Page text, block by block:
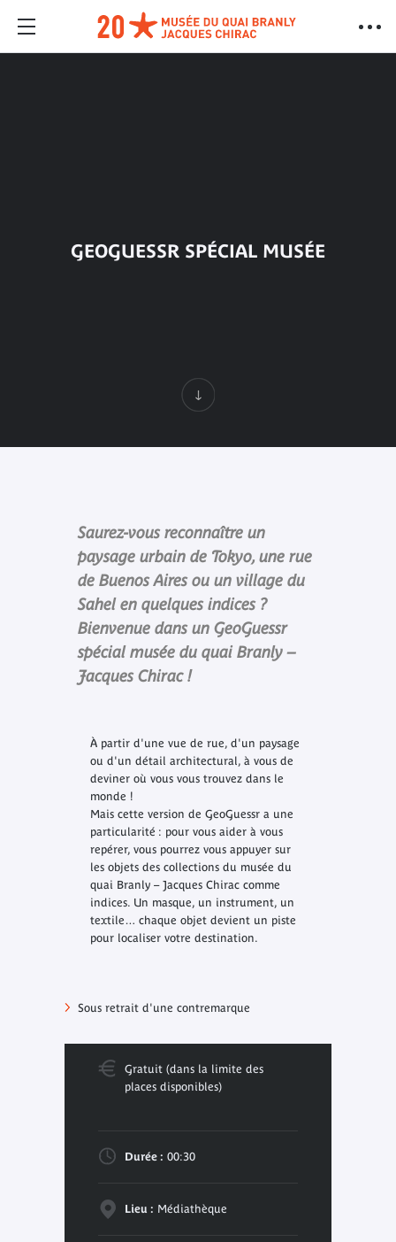
GEOGUESSR SPÉCIAL MUSÉE
Saurez-vous reconnaître un
paysage urbain de Tokyo, une rue
de Buenos Aires ou un village du
Sahel en quelques indices ?
Bienvenue dans un GeoGuessr
spécial musée du quai Branly –
Jacques Chirac !
À partir d'une vue de rue, d'un paysage
ou d'un détail architectural, à vous de
deviner où vous vous trouvez dans le
monde !
Mais cette version de GeoGuessr a une
particularité : pour vous aider à vous
repérer, vous pourrez vous appuyer sur
les objets des collections du musée du
quai Branly – Jacques Chirac comme
indices. Un masque, un instrument, un
textile… chaque objet devient un piste
pour localiser votre destination.
Sous retrait d'une contremarque
Gratuit (dans la limite des
places disponibles)
Durée : 00:30
Lieu : Médiathèque